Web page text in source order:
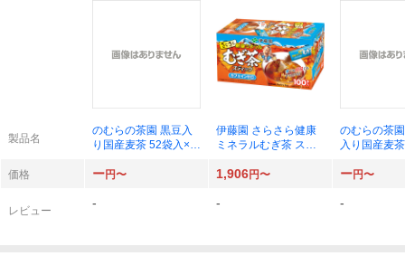
製品名
のむらの茶園 黒豆入
り国産麦茶 52袋入×1
伊藤園 さらさら健康
ミネラルむぎ茶 ステ
のむらの茶
入り国産麦
価格 ー円〜 1,906円〜 ー円〜
レビュー
- - -